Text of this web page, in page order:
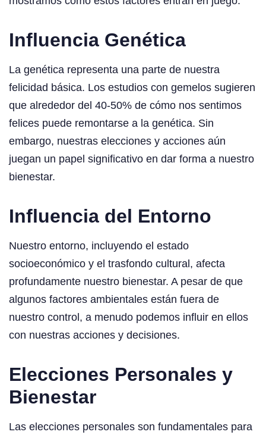
Influencia Genética
La genética representa una parte de nuestra
felicidad básica. Los estudios con gemelos sugieren
que alrededor del 40-50% de cómo nos sentimos
felices puede remontarse a la genética. Sin
embargo, nuestras elecciones y acciones aún
juegan un papel significativo en dar forma a nuestro
bienestar.
Influencia del Entorno
Nuestro entorno, incluyendo el estado
socioeconómico y el trasfondo cultural, afecta
profundamente nuestro bienestar. A pesar de que
algunos factores ambientales están fuera de
nuestro control, a menudo podemos influir en ellos
con nuestras acciones y decisiones.
Elecciones Personales y
Bienestar
Las elecciones personales son fundamentales para